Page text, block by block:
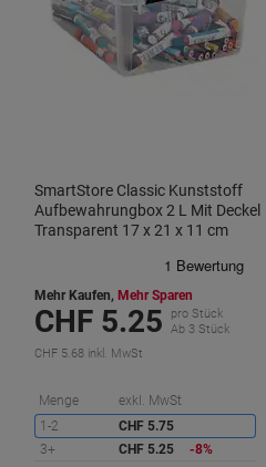
SmartStore Classic Kunststoff
Aufbewahrungbox 2 L Mit Deckel
Transparent 17 x 21 x 11 cm
Mehr Kaufen, Mehr Sparen
CHF 5.25
pro Stück
Ab 3 Stück
CHF 5.68 inkl. MwSt
Menge exkl. MwSt
1-2
CHF 5.75
3+
CHF 5.25 -8%